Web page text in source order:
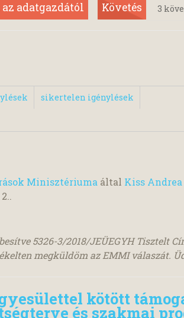
adatgazdától Követés 3
sikertelen igénylések
Minisztériuma által Kiss Andrea
.
5326-3/2018/JEÜEGYH Tisztelt
megküldöm az EMMI válaszát.
kötött
és szakmai